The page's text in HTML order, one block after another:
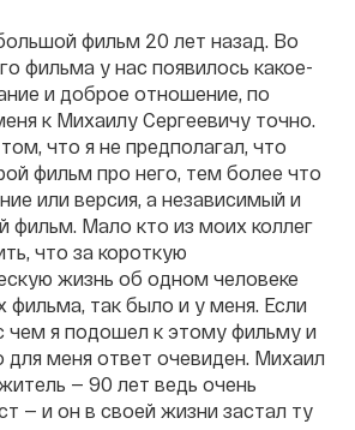
фильм 20 лет назад. Во
фильма у нас появилось какое-
и доброе отношение, по
к Михаилу Сергеевичу точно.
что я не предполагал, что
фильм про него, тем более что
или версия, а независимый и
фильм. Мало кто из моих коллег
что за короткую
жизнь об одном человеке
фильма, так было и у меня. Если
чем я подошел к этому фильму и
для меня ответ очевиден. Михаил
— 90 лет ведь очень
— и он в своей жизни застал ту